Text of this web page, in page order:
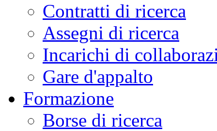
Contratti di ricerca
Assegni di ricerca
Incarichi di
Gare d'appalto
Formazione
Borse di ricerca